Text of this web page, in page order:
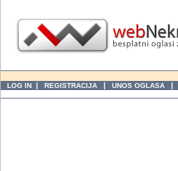
LOG IN | REGISTRACIJA | UNOS OGLASA |